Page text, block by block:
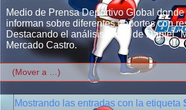
Medio de Prensa Deportivo Global
informan sobre diferentes deportes con
Destacando el análisis único de Daniel
Mercado Castro.
Mostrando las entradas con la etiqueta